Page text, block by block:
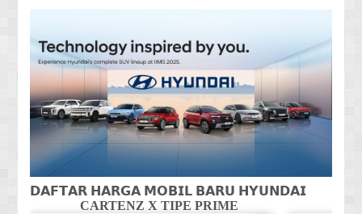
𝗗𝗔𝗙𝗧𝗔𝗥 𝗛𝗔𝗥𝗚𝗔 𝗠𝗢𝗕𝗜𝗟 𝗕𝗔𝗥𝗨 𝗛𝗬𝗨𝗡𝗗𝗔𝗜
CARTENZ X TIPE PRIME